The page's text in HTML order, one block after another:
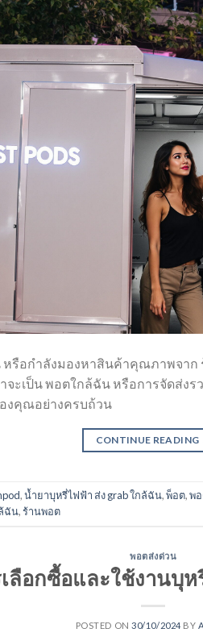
รือกำลังมองหาสินค้าคุณภาพจาก
ะเป็น พอตใกล้ฉัน หรือการจัดส่งร
งคุณอย่างครบถ้วน
CONTINUE READING
,น้ำยาบุหรี่ไฟฟ้า ส่ง grab ใกล้ฉัน,พ็อต,พ
ฉัน,ร้านพอต
พอตส่งด่วน
ลือกซื้อและใช้งานบุ
POSTED ON30/10/2024 BY